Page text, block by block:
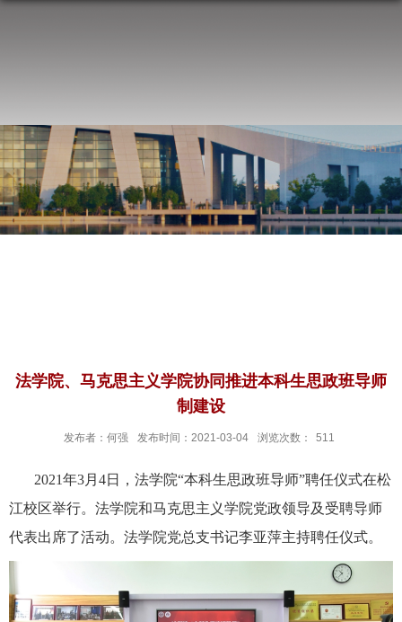
法学院、马克思主义学院协同推进本科生思政班导师
制建设
发布者：何强 发布时间：2021-03-04 浏览次数： 511
2021年3月 4日，法学院“本科生思政班导师”聘任仪式在松
江校区举行。法学院和马克思主义学院党政领导及受聘导师
代表出席了活动。法学院党总支书记李亚萍主持聘任仪式。